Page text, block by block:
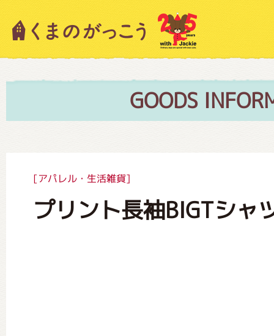
GOODS
[アパレル・生活雑貨]
プリント長袖BIGTシャ
キャラクター紹介
絵本・作家紹介